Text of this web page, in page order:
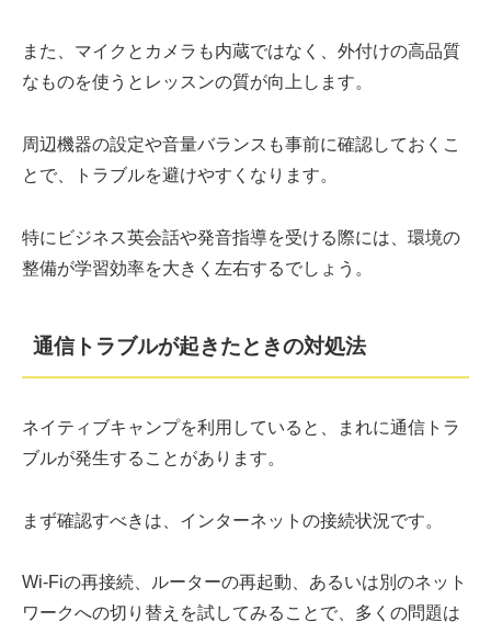
また、マイクとカメラも内蔵ではなく、外付けの高品質
なものを使うとレッスンの質が向上します。
周辺機器の設定や音量バランスも事前に確認しておくこ
とで、トラブルを避けやすくなります。
特にビジネス英会話や発音指導を受ける際には、環境の
整備が学習効率を大きく左右するでしょう。
通信トラブルが起きたときの対処法
ネイティブキャンプを利用していると、まれに通信トラ
ブルが発生することがあります。
まず確認すべきは、インターネットの接続状況です。
Wi-Fiの再接続、ルーターの再起動、あるいは別のネット
ワークへの切り替えを試してみることで、多くの問題は